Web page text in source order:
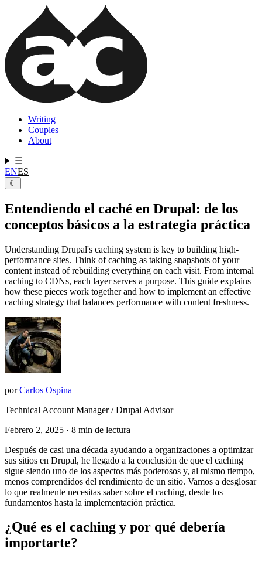
contenido
principal
Navegación
principal
Writing
Couples
About
☰
ENES
☾
Entendiendo el caché en Drupal: de los
conceptos básicos a la estrategia práctica
Understanding Drupal's caching system is key to building high-
performance sites. Think of caching as taking snapshots of your
content instead of rebuilding everything on each visit. From internal
caching to CDNs, each layer serves a purpose. This guide explains
how these pieces work together and how to implement an effective
caching strategy that balances performance with content freshness.
porCarlos Ospina
Technical Account Manager / Drupal Advisor
Febrero 2, 2025 · 8 min de lectura
Después de casi una década ayudando a organizaciones a optimizar
sus sitios en Drupal, he llegado a la conclusión de que el caching
sigue siendo uno de los aspectos más poderosos y, al mismo tiempo,
menos comprendidos del rendimiento de un sitio. Vamos a desglosar
lo que realmente necesitas saber sobre el caching, desde los
fundamentos hasta la implementación práctica.
¿Qué es el caching y por qué debería
importarte?